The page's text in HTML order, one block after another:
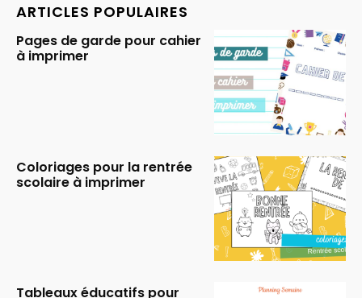
ARTICLES POPULAIRES
Pages de garde pour cahier
à imprimer
Coloriages pour la rentrée
scolaire à imprimer
Tableaux éducatifs pour